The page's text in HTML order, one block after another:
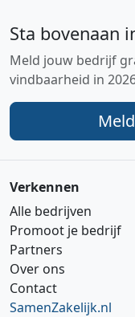
Sta bovenaan
Meld jouw bedrijf
vindbaarheid in
Verkennen
Alle bedrijven
Promoot je bedrijf
Partners
Over ons
Contact
SamenZakelijk.nl